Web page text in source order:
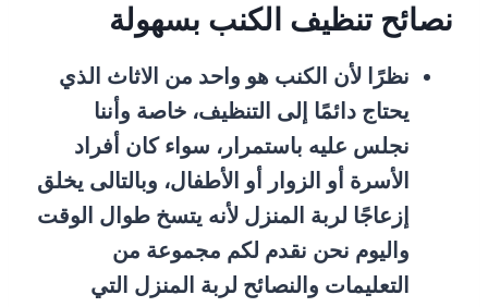
نصائح تنظيف الكنب بسهولة
نظرًا لأن الكنب هو واحد من الاثاث الذي
يحتاج دائمًا إلى التنظيف، خاصة وأننا
نجلس عليه باستمرار، سواء كان أفراد
الأسرة أو الزوار أو الأطفال، وبالتالى يخلق
إزعاجًا لربة المنزل لأنه يتسخ طوال الوقت
واليوم نحن نقدم لكم مجموعة من
التعليمات والنصائح لربة المنزل التي